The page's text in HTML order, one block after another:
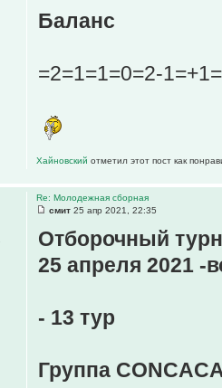
Баланс
=2=1=1=0=2-
Хайновский отметил этот пост как
Re: Молодежная сборная
смит 25 апр 2021, 22:35
Отборочный
25 апреля 2021 -
- 13 тур
Группа